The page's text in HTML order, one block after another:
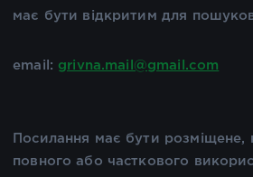
має бути відкритим для
email: grivna.mail@gmail.com
Посилання має бути розміщене,
повного або часткового